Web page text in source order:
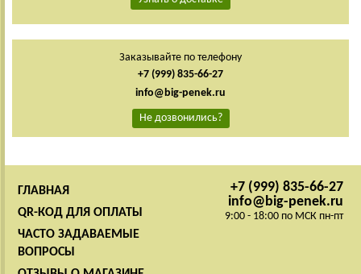
Заказывайте по телефону
+7 (999) 835-66-27
info@big-penek.ru
Не дозвонились?
+7 (999) 835-66-27
info@big-penek.ru
9:00 - 18:00 по МСК пн-пт
ГЛАВНАЯ
QR-КОД ДЛЯ ОПЛАТЫ
ЧАСТО ЗАДАВАЕМЫЕ
ВОПРОСЫ